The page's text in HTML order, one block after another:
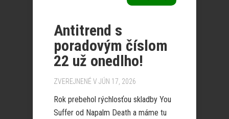
Antitrend s
poradovým číslom
22 už onedlho!
ZVEREJNENÉ V JÚN 17, 2026
Rok prebehol rýchlosťou skladby You
Suffer od Napalm Death a máme tu